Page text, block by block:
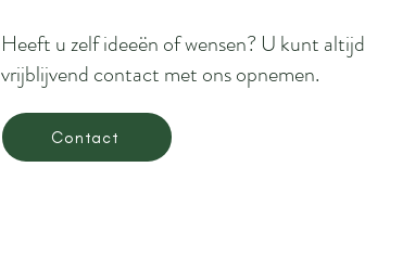
Heeft u zelf ideeën of wensen? U kunt altijd
vrijblijvend contact met ons opnemen.
Contact